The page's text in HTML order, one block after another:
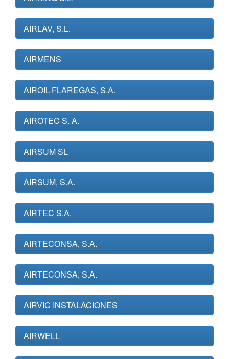
AIRLAV, S.L.
AIRMENS
AIROIL-FLAREGAS, S.A.
AIROTEC S. A.
AIRSUM SL
AIRSUM, S.A.
AIRTEC S.A.
AIRTECONSA, S.A.
AIRTECONSA, S.A.
AIRVIC INSTALACIONES
AIRWELL